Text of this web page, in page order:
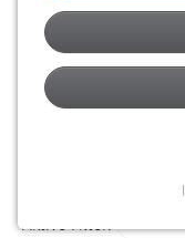
Erstellungsdatum
Alter
Aktive Filter: